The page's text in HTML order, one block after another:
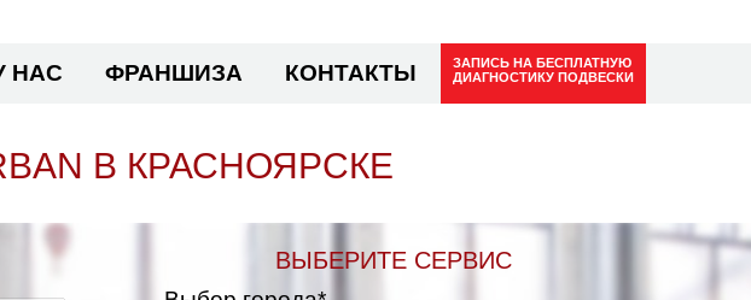
НАС ФРАНШИЗА КОНТАКТЫ ЗАПИСЬ НА БЕСПЛАТНУЮ
ДИАГНОСТИКУ ПОДВЕСКИ
В КРАСНОЯРСКЕ
ВЫБЕРИТЕ СЕРВИС